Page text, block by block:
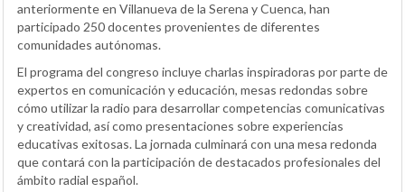
anteriormente en Villanueva de la Serena y Cuenca, han
participado 250 docentes provenientes de diferentes
comunidades autónomas.
El programa del congreso incluye charlas inspiradoras por parte de
expertos en comunicación y educación, mesas redondas sobre
cómo utilizar la radio para desarrollar competencias comunicativas
y creatividad, así como presentaciones sobre experiencias
educativas exitosas. La jornada culminará con una mesa redonda
que contará con la participación de destacados profesionales del
ámbito radial español.